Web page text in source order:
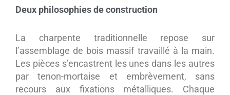
Deux philosophies de construction
La charpente traditionnelle repose sur
l’assemblage de bois massif travaillé à la main.
Les pièces s’encastrent les unes dans les autres
par tenon-mortaise et embrèvement, sans
recours aux fixations métalliques. Chaque